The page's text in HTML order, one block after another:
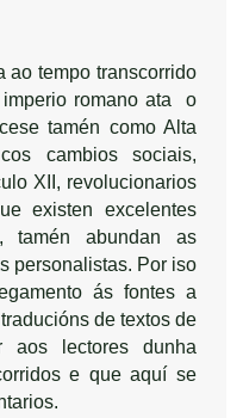
ao tempo transcorrido
romano ata o
tamén como Alta
cambios sociais,
XII, revolucionarios
existen excelentes
tamén abundan as
personalistas. Por iso
ás fontes a
de textos de
aos lectores dunha
e que aquí se